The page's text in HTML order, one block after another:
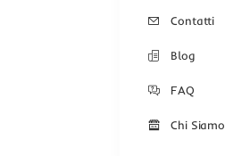
Contatti
Blog
FAQ
Chi Siamo